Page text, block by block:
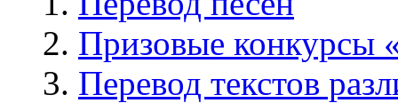
Призовые конкурсы
Перевод текстов